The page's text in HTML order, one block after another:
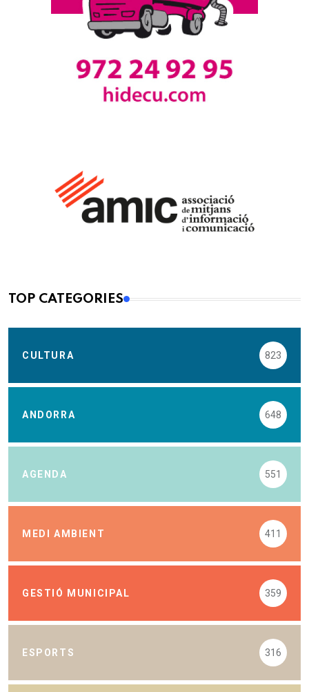
TOP CATEGORIES
CULTURA 823
ANDORRA 648
AGENDA 551
MEDI AMBIENT 411
GESTIÓ MUNICIPAL 359
ESPORTS 316